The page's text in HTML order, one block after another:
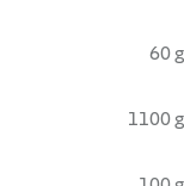
60 g
1100 g